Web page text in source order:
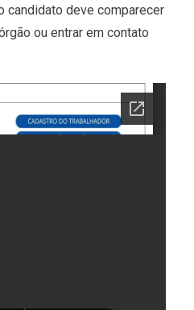
candidato deve comparecer
ou entrar em contato